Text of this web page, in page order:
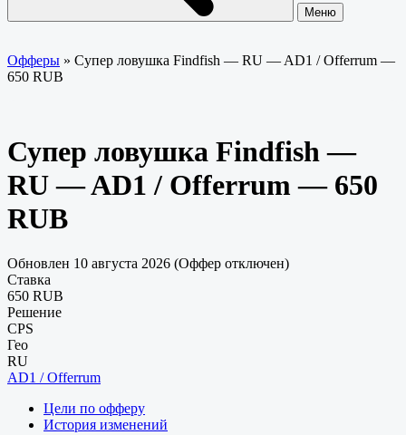
Меню
Офферы » Супер ловушка Findfish — RU — AD1 / Offerrum —
650 RUB
Супер ловушка Findfish —
RU — AD1 / Offerrum — 650
RUB
Обновлен 10 августа 2026 (Оффер отключен)
Ставка
650 RUB
Решение
CPS
Гео
RU
AD1 / Offerrum
Цели по офферу
История изменений